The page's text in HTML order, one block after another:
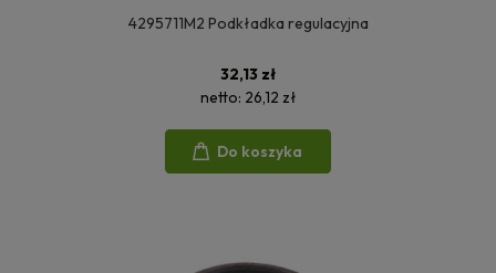
4295711M2 Podkładka regulacyjna
32,13 zł
netto: 26,12 zł
Do koszyka